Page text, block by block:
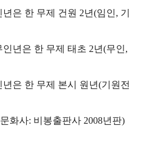
은 한 무제 건원 2년(임인, 기
년은 한 무제 태초 2년(무인,
은 한 무제 본시 원년(기원전
화사: 비봉출판사 2008년판)